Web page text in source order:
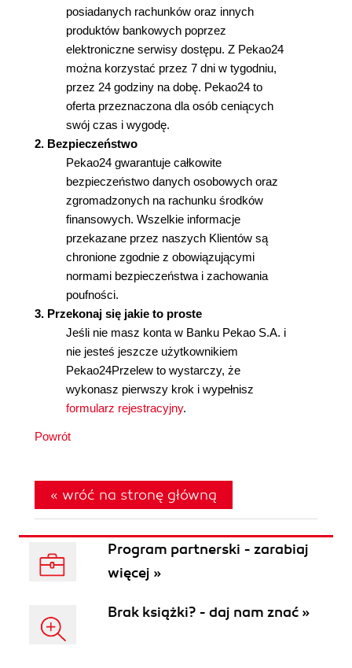
posiadanych rachunków oraz innych
produktów bankowych poprzez
elektroniczne serwisy dostępu. Z Pekao24
można korzystać przez 7 dni w tygodniu,
przez 24 godziny na dobę. Pekao24 to
oferta przeznaczona dla osób ceniących
swój czas i wygodę.
2. Bezpieczeństwo
Pekao24 gwarantuje całkowite
bezpieczeństwo danych osobowych oraz
zgromadzonych na rachunku środków
finansowych. Wszelkie informacje
przekazane przez naszych Klientów są
chronione zgodnie z obowiązującymi
normami bezpieczeństwa i zachowania
poufności.
3. Przekonaj się jakie to proste
Jeśli nie masz konta w Banku Pekao S.A. i
nie jesteś jeszcze użytkownikiem
Pekao24Przelew to wystarczy, że
wykonasz pierwszy krok i wypełnisz
formularz rejestracyjny.
Powrót
« wróć na stronę główną
Program partnerski - zarabiaj
więcej »
Brak książki? - daj nam znać »